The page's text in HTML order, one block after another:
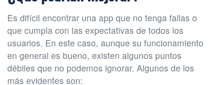
Es difícil encontrar una app que no tenga fallas o
que cumpla con las expectativas de todos los
usuarios. En este caso, aunque su funcionamiento
en general es bueno, existen algunos puntos
débiles que no podemos ignorar. Algunos de los
más evidentes son: